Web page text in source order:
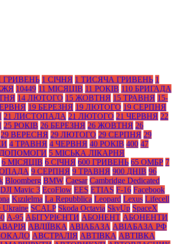
ГРИВЕНЬ 1 СІЧНЯ 1 ТИСЯЧА ГРИВЕНЬ 1
10449 11 МІСЯЦІВ 11 РОКІВ 110 БРИГАДА
14 ЛЮТОГО 15 ЖОВТНЯ 15 ТРАВНЯ 15-
19 БЕРЕЗНЯ 19 ЛЮТОГО 19 СЕРПНЯ
21 ЛИСТОПАДА 21 ЛЮТОГО 21 ЧЕРВНЯ 22
25 РОКІВ 26 БЕРЕЗНЯ 26 ЖОВТНЯ 26
29 ВЕРЕСНЯ 29 ЛЮТОГО 29 СЕРПНЯ 29
4 ТРАВНЯ 4 ЧЕРВНЯ 40 РОКІВ 400 47
ДОПОМОГИ 5 МІСЬКА ЛІКАРНЯ
6 МІСЯЦІВ 6 СІЧНЯ 600 ГРИВЕНЬ 65 ОМБР 7
9 СЕРПНЯ 9 ТРАВНЯ 900 ДНІВ 96
Bloomberg BMW Caesar Cambridge Dedicated
DJI Mavic 3 EcoFlow EES ETIAS F-16 Facebook
Kızılelma La Repubblica Leopard Lexus Lifecell
Ukraine SCALP Skoda Octavia SkyUp SpaceX
А-95 АБІТУРІЄНТИ АБОНЕНТ АБОНЕНТИ
АВДІЇВКА АВІАБАЗА АВІАБАЗА РФ
АВСТРАЛІЯ АВТІВКА АВТІВКА